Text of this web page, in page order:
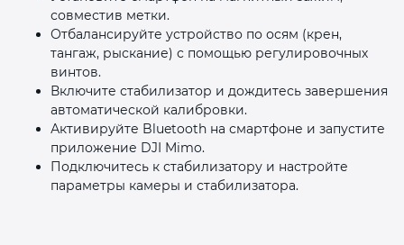
совместив метки.
Отбалансируйте устройство по осям (крен,
тангаж, рыскание) с помощью регулировочных
винтов.
Включите стабилизатор и дождитесь завершения
автоматической калибровки.
Активируйте Bluetooth на смартфоне и запустите
приложение DJI Mimo.
Подключитесь к стабилизатору и настройте
параметры камеры и стабилизатора.